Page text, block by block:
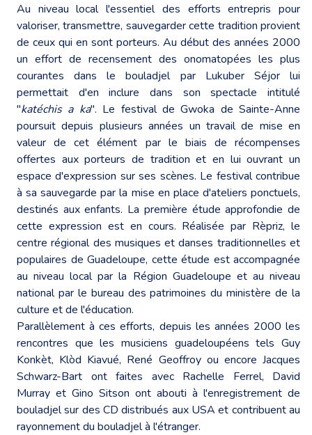
Au niveau local l'essentiel des efforts entrepris pour
valoriser, transmettre, sauvegarder cette tradition provient
de ceux qui en sont porteurs. Au début des années 2000
un effort de recensement des onomatopées les plus
courantes dans le bouladjel par Lukuber Séjor lui
permettait d'en inclure dans son spectacle intitulé
"katéchis a ka". Le festival de Gwoka de Sainte-Anne
poursuit depuis plusieurs années un travail de mise en
valeur de cet élément par le biais de récompenses
offertes aux porteurs de tradition et en lui ouvrant un
espace d'expression sur ses scènes. Le festival contribue
à sa sauvegarde par la mise en place d'ateliers ponctuels,
destinés aux enfants. La première étude approfondie de
cette expression est en cours. Réalisée par Rèpriz, le
centre régional des musiques et danses traditionnelles et
populaires de Guadeloupe, cette étude est accompagnée
au niveau local par la Région Guadeloupe et au niveau
national par le bureau des patrimoines du ministère de la
culture et de l'éducation.
Parallèlement à ces efforts, depuis les années 2000 les
rencontres que les musiciens guadeloupéens tels Guy
Konkèt, Klòd Kiavué, René Geoffroy ou encore Jacques
Schwarz-Bart ont faites avec Rachelle Ferrel, David
Murray et Gino Sitson ont abouti à l'enregistrement de
bouladjel sur des CD distribués aux USA et contribuent au
rayonnement du bouladjel à l'étranger.